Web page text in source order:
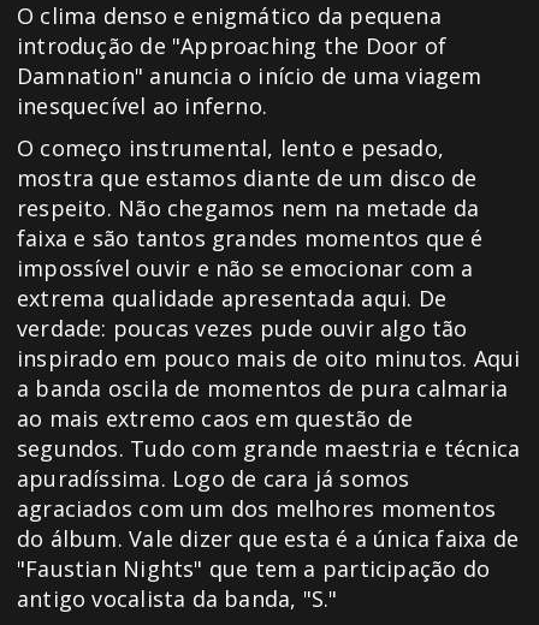
O clima denso e enigmático da pequena
introdução de "Approaching the Door of
Damnation" anuncia o início de uma viagem
inesquecível ao inferno.
O começo instrumental, lento e pesado,
mostra que estamos diante de um disco de
respeito. Não chegamos nem na metade da
faixa e são tantos grandes momentos que é
impossível ouvir e não se emocionar com a
extrema qualidade apresentada aqui. De
verdade: poucas vezes pude ouvir algo tão
inspirado em pouco mais de oito minutos. Aqui
a banda oscila de momentos de pura calmaria
ao mais extremo caos em questão de
segundos. Tudo com grande maestria e técnica
apuradíssima. Logo de cara já somos
agraciados com um dos melhores momentos
do álbum. Vale dizer que esta é a única faixa de
"Faustian Nights" que tem a participação do
antigo vocalista da banda, "S."